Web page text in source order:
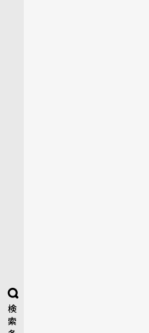
検
索